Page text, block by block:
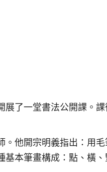
了一堂書法公開課。
。他開宗明義指出：用
本筆畫構成：點、橫、